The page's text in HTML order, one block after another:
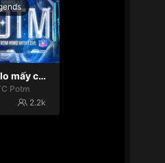
Hello mấy cục Zàng nhaaa
Potm
2.2k